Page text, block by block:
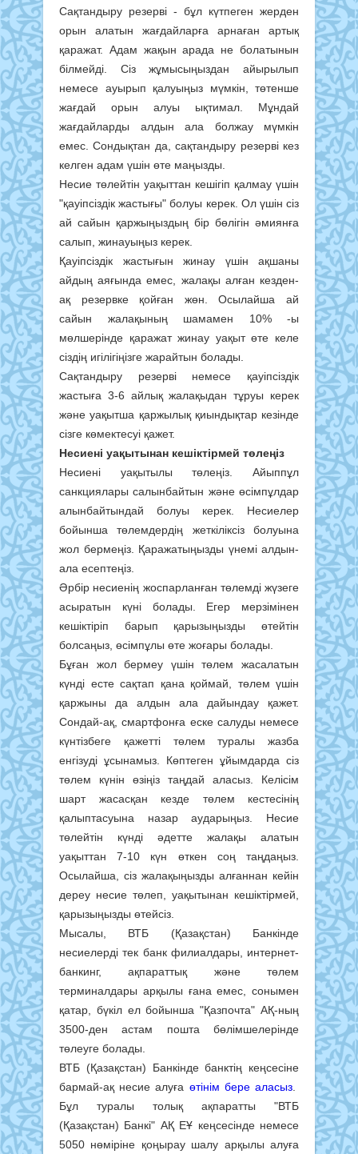
Сақтандыру резерві - бұл күтпеген жерден
орын алатын жағдайларға арнаған артық
қаражат. Адам жақын арада не болатынын
білмейді. Сіз жұмысыңыздан айырылып
немесе ауырып қалуыңыз мүмкін, төтенше
жағдай орын алуы ықтимал. Мұндай
жағдайларды алдын ала болжау мүмкін
емес. Сондықтан да, сақтандыру резерві кез
келген адам үшін өте маңызды.
Несие төлейтін уақыттан кешігіп қалмау үшін
"қауіпсіздік жастығы" болуы керек. Ол үшін сіз
ай сайын қаржыңыздың бір бөлігін әмиянға
салып, жинауыңыз керек.
Қауіпсіздік жастығын жинау үшін ақшаны
айдың аяғында емес, жалақы алған кезден-
ақ резервке қойған жөн. Осылайша ай
сайын жалақының шамамен 10% -ы
мөлшерінде қаражат жинау уақыт өте келе
сіздің игілігіңізге жарайтын болады.
Сақтандыру резерві немесе қауіпсіздік
жастыға 3-6 айлық жалақыдан тұруы керек
және уақытша қаржылық қиындықтар кезінде
сізге көмектесуі қажет.
Несиені уақытынан кешіктірмей төлеңіз
Несиені уақытылы төлеңіз. Айыппұл
санкциялары салынбайтын және өсімпұлдар
алынбайтындай болуы керек. Несиелер
бойынша төлемдердің жеткіліксіз болуына
жол бермеңіз. Қаражатыңызды үнемі алдын-
ала есептеңіз.
Әрбір несиенің жоспарланған төлемді жүзеге
асыратын күні болады. Егер мерзімінен
кешіктіріп барып қарызыңызды өтейтін
болсаңыз, өсімпұлы өте жоғары болады.
Бұған жол бермеу үшін төлем жасалатын
күнді есте сақтап қана қоймай, төлем үшін
қаржыны да алдын ала дайындау қажет.
Сондай-ақ, смартфонға еске салуды немесе
күнтізбеге қажетті төлем туралы жазба
енгізуді ұсынамыз. Көптеген ұйымдарда сіз
төлем күнін өзіңіз таңдай аласыз. Келісім
шарт жасасқан кезде төлем кестесінің
қалыптасуына назар аударыңыз. Несие
төлейтін күнді әдетте жалақы алатын
уақыттан 7-10 күн өткен соң таңдаңыз.
Осылайша, сіз жалақыңызды алғаннан кейін
дереу несие төлеп, уақытынан кешіктірмей,
қарызыңызды өтейсіз.
Мысалы, ВТБ (Қазақстан) Банкінде
несиелерді тек банк филиалдары, интернет-
банкинг, ақпараттық және төлем
терминалдары арқылы ғана емес, сонымен
қатар, бүкіл ел бойынша "Қазпочта" АҚ-ның
3500-ден астам пошта бөлімшелерінде
төлеуге болады.
ВТБ (Қазақстан) Банкінде банктің кеңсесіне
бармай-ақ несие алуға өтінім бере аласыз.
Бұл туралы толық ақпаратты "ВТБ
(Қазақстан) Банкі" АҚ ЕҰ кеңсесінде немесе
5050 нөміріне қоңырау шалу арқылы алуға